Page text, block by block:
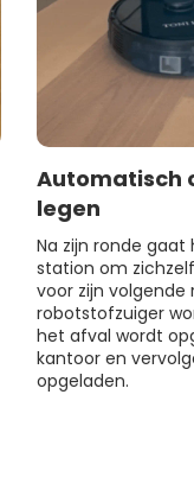
Automatisch
legen
Na zijn ronde
station om
voor zijn volgende
robotstofzuiger
het afval wordt
kantoor en
opgeladen.